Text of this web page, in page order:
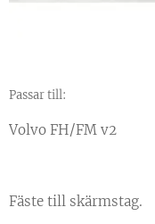
Passar till:
Volvo FH/FM v2
Fäste till skärmstag.